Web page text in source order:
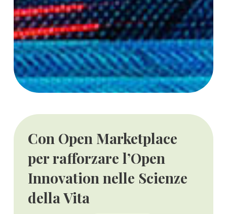
Con Open Marketplace
per rafforzare l’Open
Innovation nelle Scienze
della Vita